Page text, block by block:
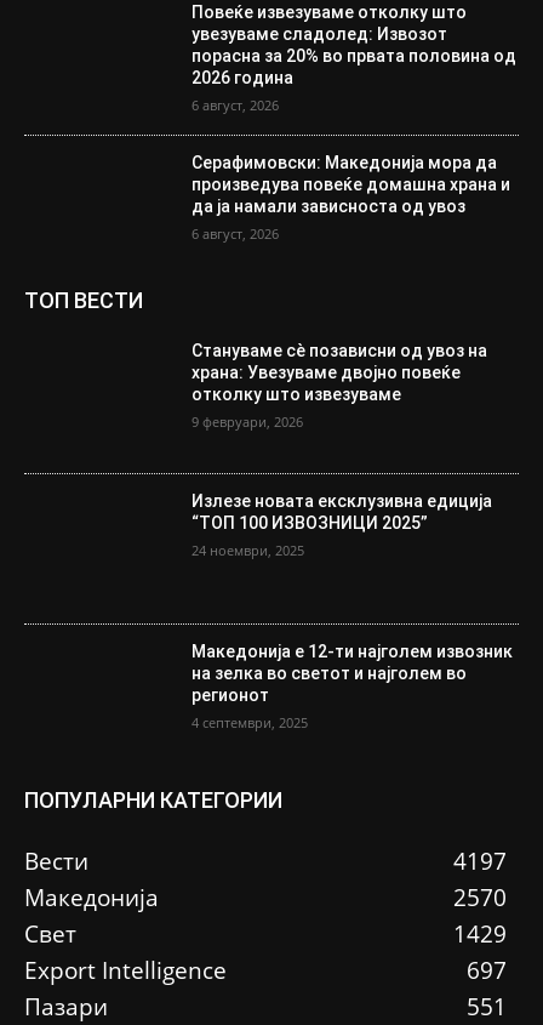
Повеќе извезуваме отколку што
увезуваме сладолед: Извозот
порасна за 20% во првата половина од
2026 година
6 август, 2026
Серафимовски: Македонија мора да
произведува повеќе домашна храна и
да ја намали зависноста од увоз
6 август, 2026
ТОП ВЕСТИ
Стануваме сè позависни од увоз на
храна: Увезуваме двојно повеќе
отколку што извезуваме
9 февруари, 2026
Излезе новата ексклузивна едиција
“ТОП 100 ИЗВОЗНИЦИ 2025”
24 ноември, 2025
Македонија е 12-ти најголем извозник
на зелка во светот и најголем во
регионот
4 септември, 2025
ПОПУЛАРНИ КАТЕГОРИИ
Вести
4197
Македонија
2570
Свет
1429
Еxport Intelligence
697
Пазари
551